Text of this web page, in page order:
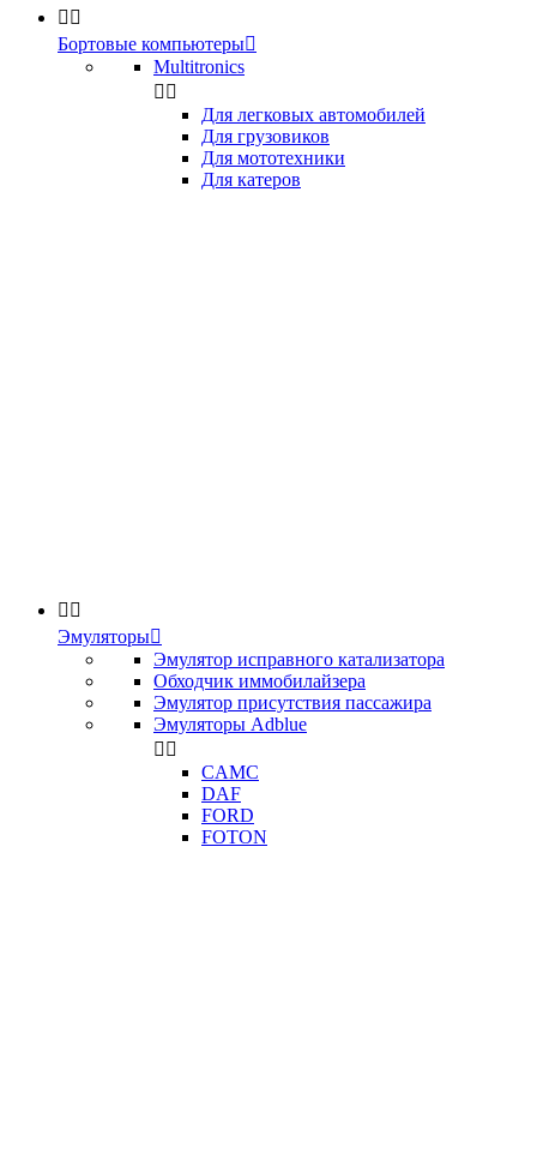
 
Бортовые компьютеры
Multitronics
 
Для легковых автомобилей
Для грузовиков
Для мототехники
Для катеров
 
Эмуляторы
Эмулятор исправного катализатора
Обходчик иммобилайзера
Эмулятор присутствия пассажира
Эмуляторы Adblue
 
CAMC
DAF
FORD
FOTON